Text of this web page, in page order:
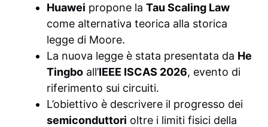
Huawei propone la Tau Scaling Law
come alternativa teorica alla storica
legge di Moore.
La nuova legge è stata presentata da He
Tingbo all’IEEE ISCAS 2026, evento di
riferimento sui circuiti.
L’obiettivo è descrivere il progresso dei
semiconduttori oltre i limiti fisici della